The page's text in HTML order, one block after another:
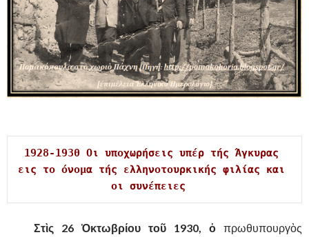
1928-1930 Οι υποχωρήσεις υπέρ τής Άγκυρας
εις το όνομα τής ελληνοτουρκικής φιλίας και
οι συνέπειες
Στὶς 26 Ὀκτωβρίου τοῦ 1930, ὁ πρωθυπουργὸς